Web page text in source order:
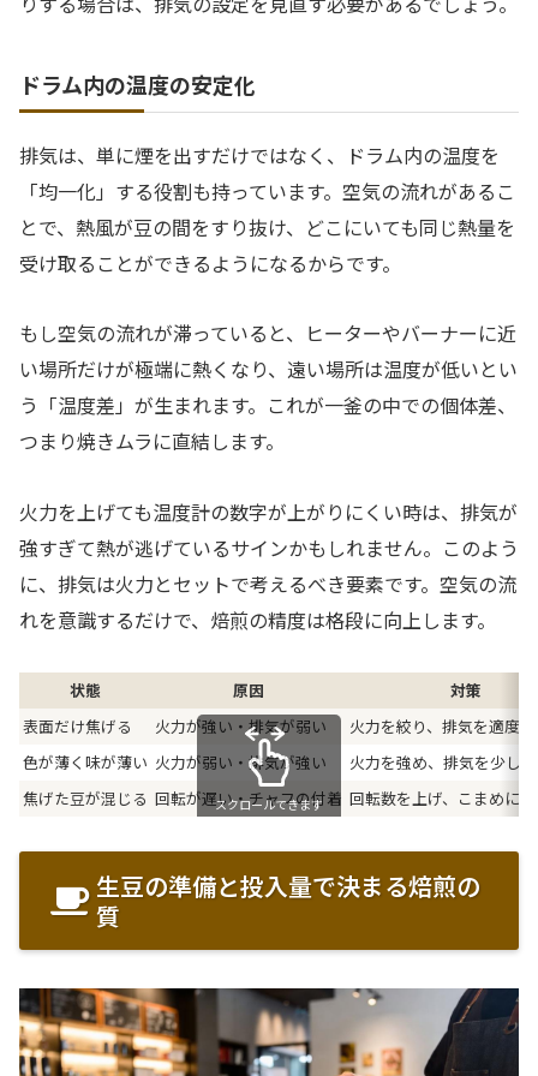
ドラム内の温度の安定化
排気は、単に煙を出すだけではなく、ドラム内の温度を
「均一化」する役割も持っています。空気の流れがあるこ
とで、熱風が豆の間をすり抜け、どこにいても同じ熱量を
受け取ることができるようになるからです。
もし空気の流れが滞っていると、ヒーターやバーナーに近
い場所だけが極端に熱くなり、遠い場所は温度が低いとい
う「温度差」が生まれます。これが一釜の中での個体差、
つまり焼きムラに直結します。
火力を上げても温度計の数字が上がりにくい時は、排気が
強すぎて熱が逃げているサインかもしれません。このよう
に、排気は火力とセットで考えるべき要素です。空気の流
れを意識するだけで、焙煎の精度は格段に向上します。
状態 原因
対策
表面だけ焦げる
火力が強い・排気が弱い
火力を絞り、排気を適度
色が薄く味が薄い 火力が弱い・排気が強い
火力を強め、排気を少し
焦げた豆が混じる 回転が遅い・チャフの付着 回転数を上げ、こまめに
スクロールできます
生豆の準備と投入量で決まる焙煎の
質